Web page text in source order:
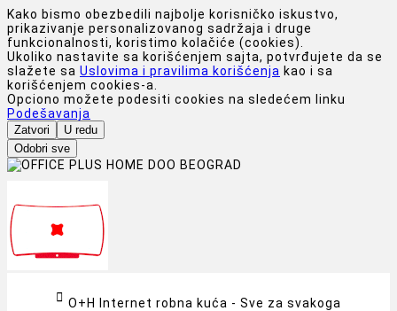
Kako bismo obezbedili najbolje korisničko iskustvo,
prikazivanje personalizovanog sadržaja i druge
funkcionalnosti, koristimo kolačiće (cookies).
Ukoliko nastavite sa korišćenjem sajta, potvrđujete da se
slažete sa Uslovima i pravilima korišćenja kao i sa
korišćenjem cookies-a.
Opciono možete podesiti cookies na sledećem linku
Podešavanja
Zatvori
U redu
Odobri sve
 O+H Internet robna kuća - Sve za svakoga